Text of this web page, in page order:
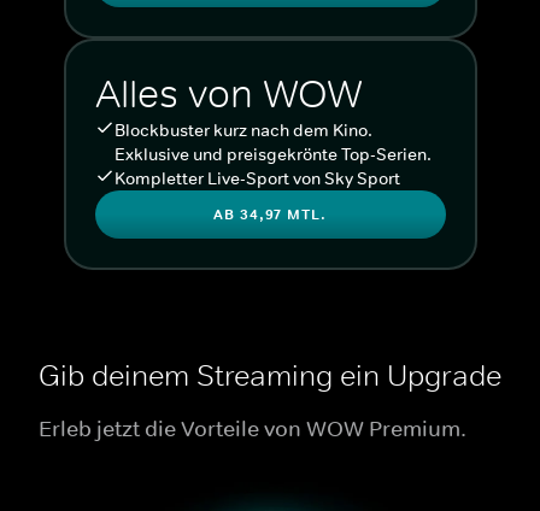
Alles von WOW
Blockbuster kurz nach dem Kino.
Exklusive und preisgekrönte Top-Serien.
Kompletter Live-Sport von Sky Sport
AB 34,97 MTL.
Gib deinem Streaming ein Upgrade
Erleb jetzt die Vorteile von WOW Premium.